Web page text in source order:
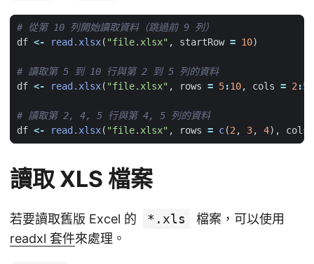
# 從第 10 列開始讀取資料（跳過前 9 列）
df <- read.xlsx( "file.xlsx" , startRow = 10)
# 讀取第 5 到 10 行與第 2 到 5 列的資料
df <- read.xlsx( "file.xlsx" , rows = 5:10, cols = 2:5
# 讀取第 2, 4, 5 行與第 4, 5 列的資料
df <- read.xlsx( "file.xlsx" , rows = c(2, 3, 4), cols
讀取 XLS 檔案
若要讀取舊版 Excel 的 *.xls
檔案，可以使用
readxl 套件來處理。